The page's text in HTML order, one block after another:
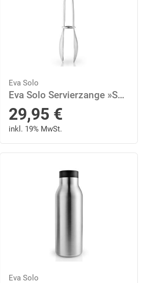
Eva Solo
Eva Solo Servierzange »Salatzange L 25.2 cm«
29,95 €
inkl. 19% MwSt.
Eva Solo